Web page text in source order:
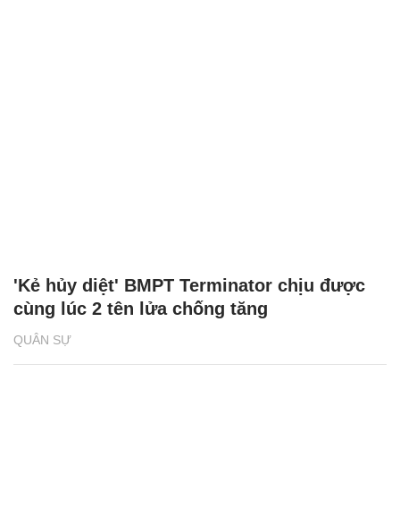
QUÂN SỰ
'Kẻ hủy diệt' BMPT Terminator chịu được
cùng lúc 2 tên lửa chống tăng